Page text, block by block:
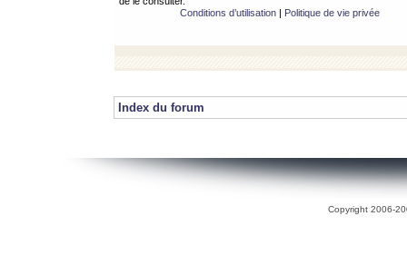
Conditions d’utilisation| Politique de vie privée
Index du forum
Copyright 2006-